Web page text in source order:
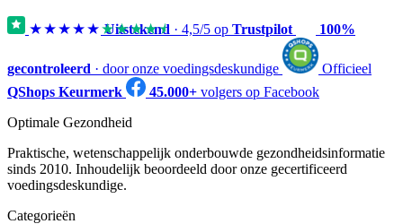
★★★★★★★★★★
Uitstekend · 4,5/5 op Trustpilot 100%
gecontroleerd · door onze voedingsdeskundige
Officieel
QShops Keurmerk
45.000+ volgers op Facebook
Optimale Gezondheid
Praktische, wetenschappelijk onderbouwde gezondheidsinformatie
sinds 2010. Inhoudelijk beoordeeld door onze gecertificeerd
voedingsdeskundige.
Categorieën